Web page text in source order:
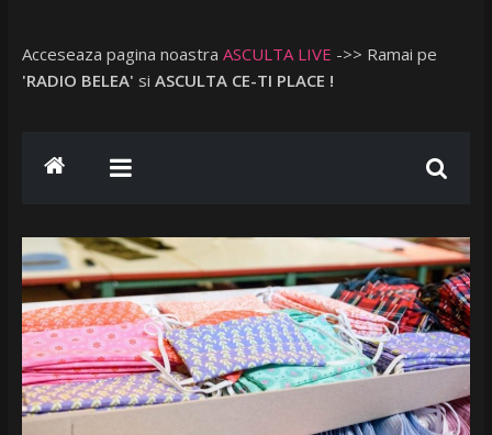
Acceseaza pagina noastra ASCULTA LIVE ->> Ramai pe
'RADIO BELEA' si ASCULTA CE-TI PLACE !